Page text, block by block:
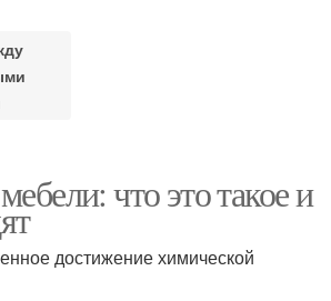
что это такое и
достижение химической